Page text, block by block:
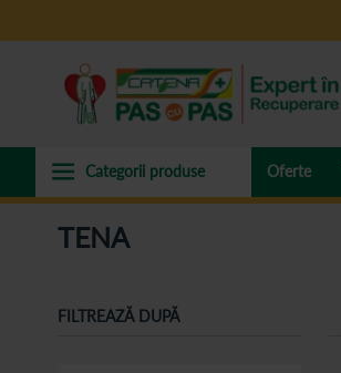
Oferte
TENA
FILTREAZĂ DUPĂ